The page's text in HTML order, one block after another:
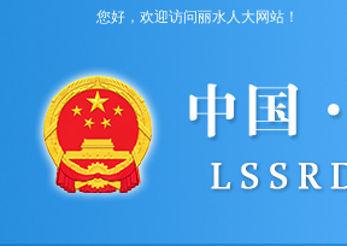
您好，欢迎访问丽水人大网站！